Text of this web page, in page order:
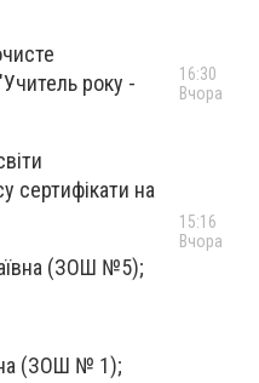
року -
сертифікати на
(ЗОШ №5);
(ЗОШ № 1);
16:30
Вчора
15:16
Вчора